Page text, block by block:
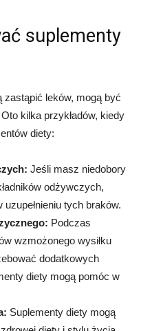
suplementy
zastąpić leków, mogą być
kilka przykładów, kiedy
diety:
Jeśli masz niedobory
odżywczych,
tych braków.
Podczas
wzmożonego wysiłku
dodatkowych
diety mogą pomóc w
Suplementy diety mogą